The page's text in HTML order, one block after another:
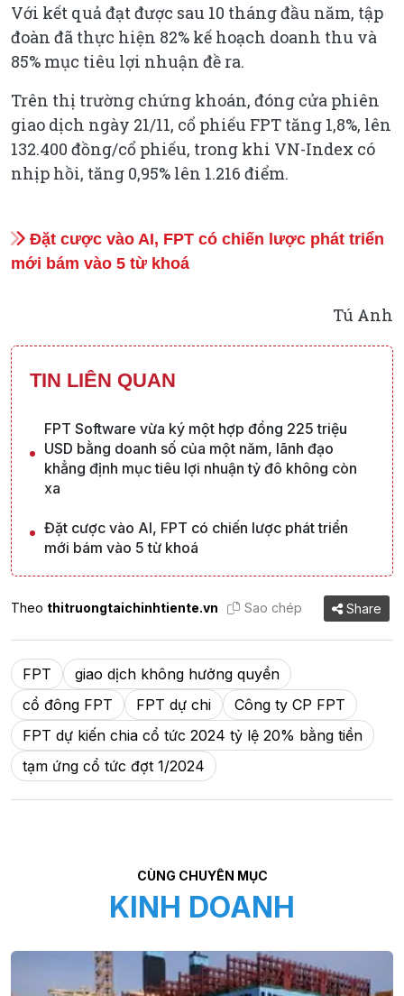
Với kết quả đạt được sau 10 tháng đầu năm, tập
đoàn đã thực hiện 82% kế hoạch doanh thu và
85% mục tiêu lợi nhuận đề ra.
Trên thị trường chứng khoán, đóng cửa phiên
giao dịch ngày 21/11, cổ phiếu FPT tăng 1,8%, lên
132.400 đồng/cổ phiếu, trong khi VN-Index có
nhịp hồi, tăng 0,95% lên 1.216 điểm.
Đặt cược vào AI, FPT có chiến lược phát triển
mới bám vào 5 từ khoá
Tú Anh
TIN LIÊN QUAN
FPT Software vừa ký một hợp đồng 225 triệu
USD bằng doanh số của một năm, lãnh đạo
khẳng định mục tiêu lợi nhuận tỷ đô không còn
xa
Đặt cược vào AI, FPT có chiến lược phát triển
mới bám vào 5 từ khoá
Theo thitruongtaichinhtiente.vn Sao chép Share
FPT
giao dịch không hưởng quyền
cổ đông FPT
FPT dự chi
Công ty CP FPT
FPT dự kiến chia cổ tức 2024 tỷ lệ 20% bằng tiền
tạm ứng cổ tức đợt 1/2024
CÙNG CHUYÊN MỤC
KINH DOANH